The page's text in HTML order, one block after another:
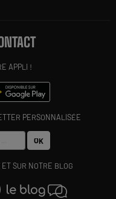
APPLI !
PERSONNALISÉE
OK
SUR NOTRE BLOG